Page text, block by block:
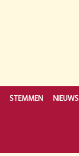
STEMMEN NIEUWS